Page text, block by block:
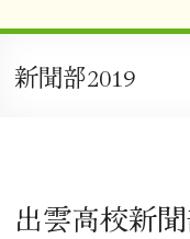
新聞部2019
出雲高校新聞